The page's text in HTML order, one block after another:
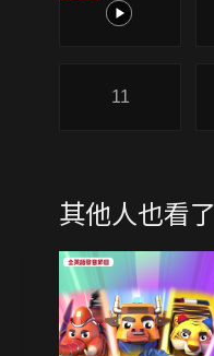
1
11
其他人也看了